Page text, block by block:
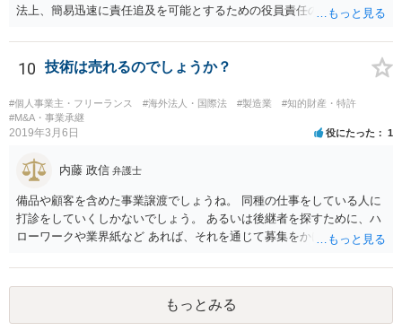
法上、簡易迅速に責任追及を可能とするための役員責任の査定申立て
10 技術は売れるのでしょうか？
#個人事業主・フリーランス #海外法人・国際法 #製造業
#知的財産・特許
#M&A・事業承継
2019年3月6日 役にたった 1
内藤 政信 弁護士
備品や顧客を含めた事業譲渡でしょうね。 同種の仕事をしている人に
打診をしていくしかないでしょう。 あるいは後継者を探すために、ハ
ローワークや業界紙など あれば、それを通じて募集をかけてみるか。
もっとみる